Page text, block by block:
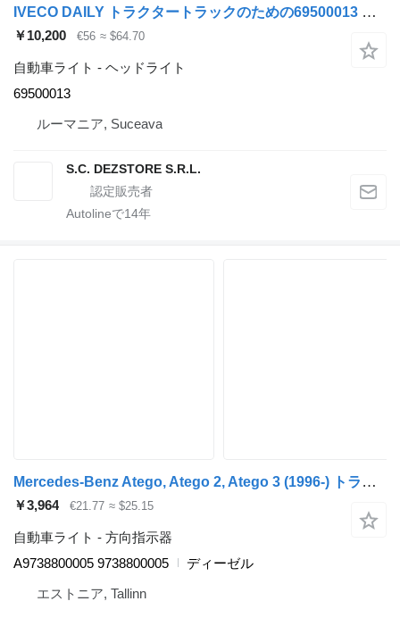
IVECO DAILY トラクタートラックのための69500013 ヘッドライト
￥10,200 €56 ≈ $64.70
自動車ライト - ヘッドライト
69500013
ルーマニア, Suceava
S.C. DEZSTORE S.R.L.
Autolineで14年
Mercedes-Benz Atego, Atego 2, Atego 3 (1996-) トラクタートラックのためのMercedes-Benz Atego 817 (01.98-12.04) A9738800005 方向指示器
￥3,964 €21.77 ≈ $25.15
自動車ライト - 方向指示器
A9738800005 9738800005
ディーゼル
エストニア, Tallinn